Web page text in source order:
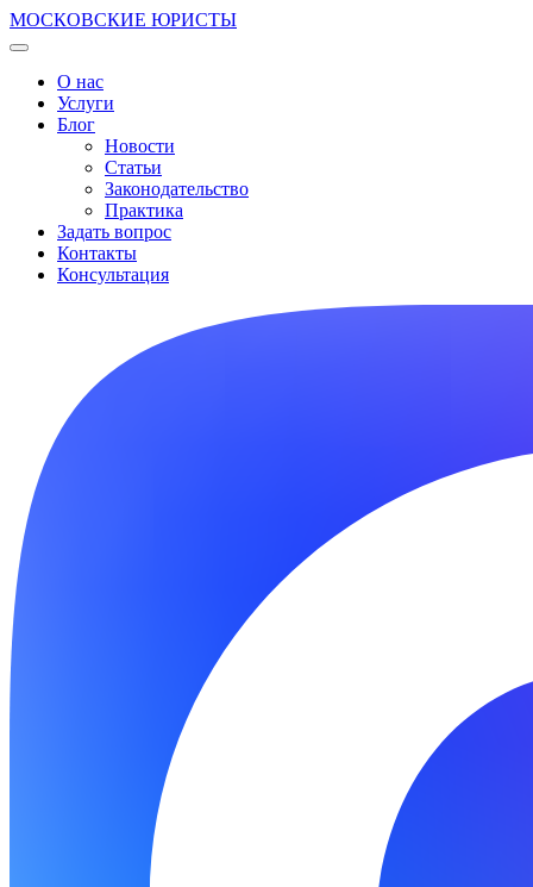
МОСКОВСКИЕ ЮРИСТЫ
О нас
Услуги
Блог
Новости
Статьи
Законодательство
Практика
Задать вопрос
Контакты
Консультация